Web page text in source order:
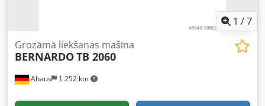
1 /7
Ahaus 1 252 km
Grozāmā liekšanas mašīna
BERNARDOTB 2060